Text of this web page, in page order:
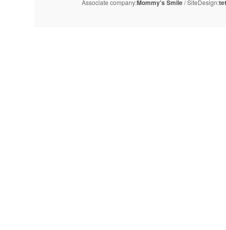
Associate company:Mommy's Smile/ SiteDesign: